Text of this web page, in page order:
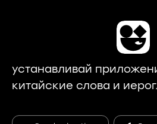
устанавливай
китайские слова и